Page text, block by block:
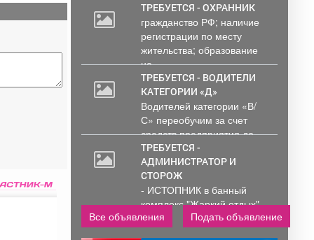
ТРЕБУЕТСЯ - ОХРАННИК
гражданство РФ; наличие
регистрации по месту
жительства; образование
не...
ТРЕБУЕТСЯ - ВОДИТЕЛИ
КАТЕГОРИИ «Д»
Водителей категории «В/
С» переобучим за счет
средств предприятия до...
ТРЕБУЕТСЯ -
АДМИНИСТРАТОР И
СТОРОЖ
- ИСТОПНИК в банный
комплекс "Жаркий отдых"
Администрирование и
тех....
Все объявления Подать объявление